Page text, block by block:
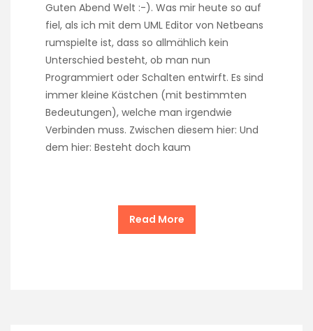
Guten Abend Welt :-). Was mir heute so auf
fiel, als ich mit dem UML Editor von Netbeans
rumspielte ist, dass so allmählich kein
Unterschied besteht, ob man nun
Programmiert oder Schalten entwirft. Es sind
immer kleine Kästchen (mit bestimmten
Bedeutungen), welche man irgendwie
Verbinden muss. Zwischen diesem hier: Und
dem hier: Besteht doch kaum
Read More